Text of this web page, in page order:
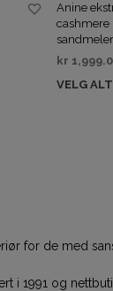
Anine
cashmere
kr
VELG
for de med
i 1991 og